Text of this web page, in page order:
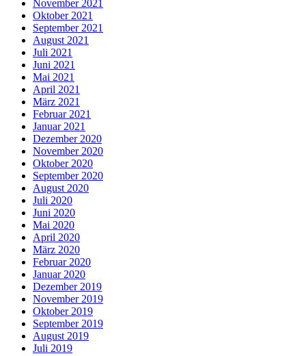
November 2021
Oktober 2021
September 2021
August 2021
Juli 2021
Juni 2021
Mai 2021
April 2021
März 2021
Februar 2021
Januar 2021
Dezember 2020
November 2020
Oktober 2020
September 2020
August 2020
Juli 2020
Juni 2020
Mai 2020
April 2020
März 2020
Februar 2020
Januar 2020
Dezember 2019
November 2019
Oktober 2019
September 2019
August 2019
Juli 2019